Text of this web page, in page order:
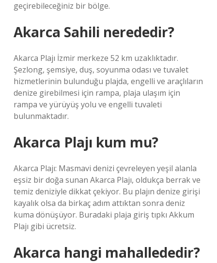
geçirebileceğiniz bir bölge.
Akarca Sahili nerededir?
Akarca Plajı İzmir merkeze 52 km uzaklıktadır.
Şezlong, şemsiye, duş, soyunma odası ve tuvalet
hizmetlerinin bulunduğu plajda, engelli ve araçlıların
denize girebilmesi için rampa, plaja ulaşım için
rampa ve yürüyüş yolu ve engelli tuvaleti
bulunmaktadır.
Akarca Plajı kum mu?
Akarca Plajı: Masmavi denizi çevreleyen yeşil alanla
eşsiz bir doğa sunan Akarca Plajı, oldukça berrak ve
temiz deniziyle dikkat çekiyor. Bu plajın denize girişi
kayalık olsa da birkaç adım attıktan sonra deniz
kuma dönüşüyor. Buradaki plaja giriş tıpkı Akkum
Plajı gibi ücretsiz.
Akarca hangi mahallededir?